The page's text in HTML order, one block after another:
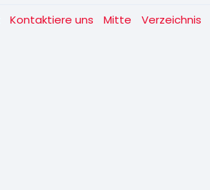
Kontaktiere uns Mitte Verzeichnis